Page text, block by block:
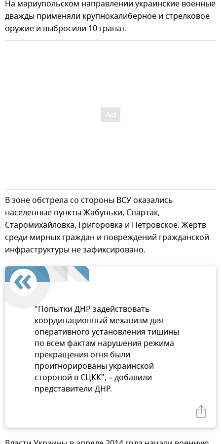
На мариупольском направлении украинские военные
дважды применяли крупнокалиберное и стрелковое
оружие и выбросили 10 гранат.
В зоне обстрела со стороны ВСУ оказались
населенные пункты Жабуньки, Спартак,
Старомихайловка, Григоровка и Петровское. Жертв
среди мирных граждан и повреждений гражданской
инфраструктуры не зафиксировано.
"Попытки ДНР задействовать
координационный механизм для
оперативного установления тишины
по всем фактам нарушения режима
прекращения огня были
проигнорированы украинской
стороной в СЦКК", – добавили
представители ДНР.